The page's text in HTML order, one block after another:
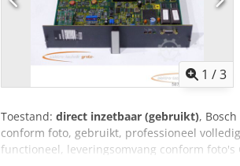
1 /3
Toestand: direct inzetbaar (gebruikt),
conform foto, gebruikt, professioneel
functioneel, leveringsomvang conform foto's